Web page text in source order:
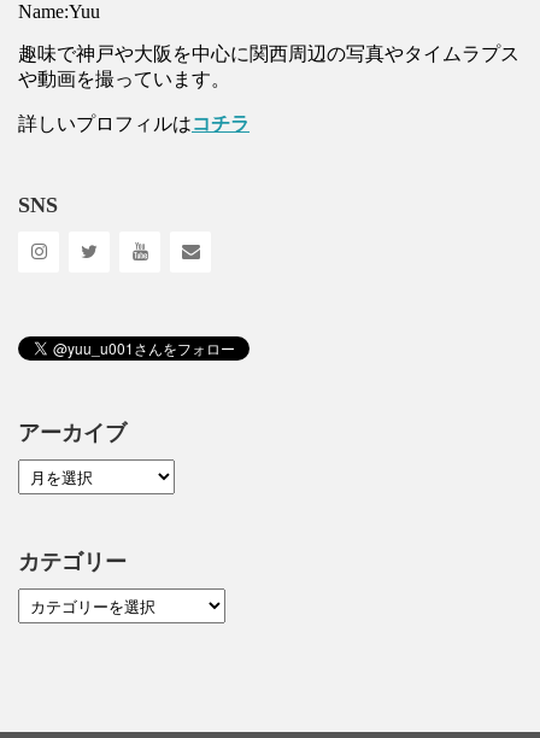
Name:Yuu
趣味で神戸や大阪を中心に関西周辺の写真やタイムラプス
や動画を撮っています。
詳しいプロフィルはコチラ
SNS
アーカイブ
カテゴリー